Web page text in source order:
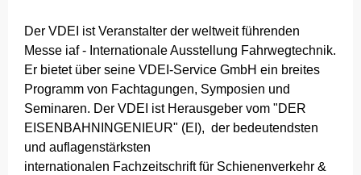
Der VDEI ist Veranstalter der weltweit führenden
Messe iaf - Internationale Ausstellung Fahrwegtechnik.
Er bietet über seine VDEI-Service GmbH ein breites
Programm von Fachtagungen, Symposien und
Seminaren. Der VDEI ist Herausgeber vom "DER
EISENBAHNINGENIEUR" (EI), der bedeutendsten
und auflagenstärksten
internationalen Fachzeitschrift für Schienenverkehr &